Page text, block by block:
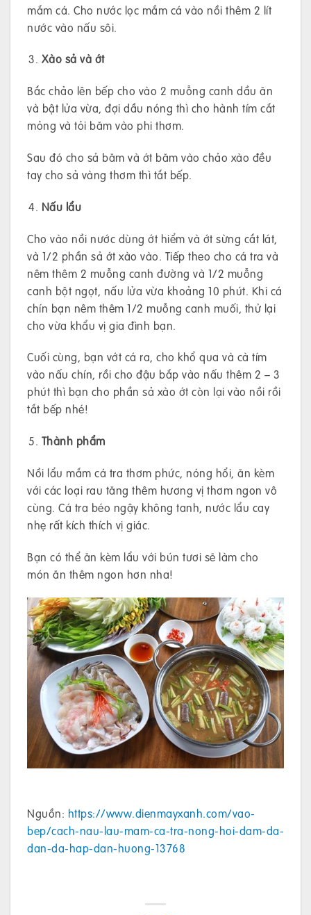
mắm cá. Cho nước lọc mắm cá vào nồi thêm 2 lít
nước vào nấu sôi.
Xào sả và ớt
Bắc chảo lên bếp cho vào 2 muỗng canh dầu ăn
và bật lửa vừa, đợi dầu nóng thì cho hành tím cắt
mỏng và tỏi băm vào phi thơm.
Sau đó cho sả băm và ớt băm vào chảo xào đều
tay cho sả vàng thơm thì tắt bếp.
Nấu lẩu
Cho vào nồi nước dùng ớt hiểm và ớt sừng cắt lát,
và 1/2 phần sả ớt xào vào. Tiếp theo cho cá tra và
nêm thêm 2 muỗng canh đường và 1/2 muỗng
canh bột ngọt, nấu lửa vừa khoảng 10 phút. Khi cá
chín bạn nêm thêm 1/2 muỗng canh muối, thử lại
cho vừa khẩu vị gia đình bạn.
Cuối cùng, bạn vớt cá ra, cho khổ qua và cà tím
vào nấu chín, rồi cho đậu bắp vào nấu thêm 2 – 3
phút thì bạn cho phần sả xào ớt còn lại vào nồi rồi
tắt bếp nhé!
Thành phẩm
Nồi lẩu mắm cá tra thơm phức, nóng hổi, ăn kèm
với các loại rau tăng thêm hương vị thơm ngon vô
cùng. Cá tra béo ngậy không tanh, nước lẩu cay
nhẹ rất kích thích vị giác.
Bạn có thể ăn kèm lẩu với bún tươi sẽ làm cho
món ăn thêm ngon hơn nha!
Nguồn: https://www.dienmayxanh.com/vao-
bep/cach-nau-lau-mam-ca-tra-nong-hoi-dam-da-
dan-da-hap-dan-huong-13768